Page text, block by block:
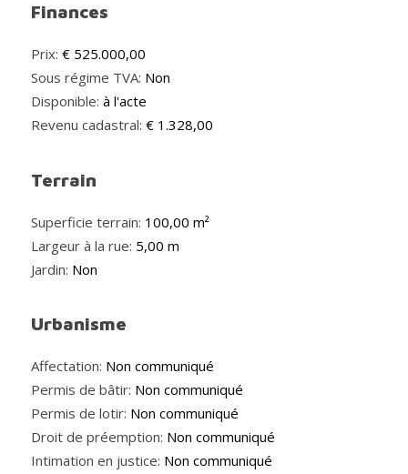
Finances
Prix: € 525.000,00
Sous régime TVA: Non
Disponible: à l'acte
Revenu cadastral: € 1.328,00
Terrain
Superficie terrain: 100,00 m²
Largeur à la rue: 5,00 m
Jardin: Non
Urbanisme
Affectation: Non communiqué
Permis de bâtir: Non communiqué
Permis de lotir: Non communiqué
Droit de préemption: Non communiqué
Intimation en justice: Non communiqué